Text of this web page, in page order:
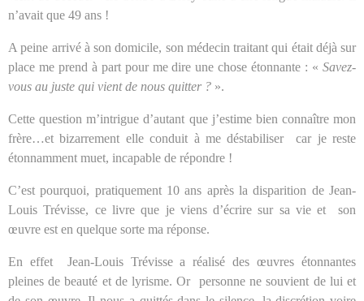
n’avait que 49 ans !
A peine arrivé à son domicile, son médecin traitant qui était déjà sur
place me prend à part pour me dire une chose étonnante : « Savez-
vous au juste qui vient de nous quitter ? ».
Cette question m’intrigue d’autant que j’estime bien connaître mon
frère…et bizarrement elle conduit à me déstabiliser
car je reste
étonnamment muet, incapable de répondre !
C’est pourquoi, pratiquement 10 ans après la disparition de Jean-
Louis Trévisse, ce livre que je viens d’écrire sur sa vie et
son
œuvre est en quelque sorte ma réponse.
En effet
Jean-Louis Trévisse a réalisé des œuvres étonnantes
pleines de beauté et de lyrisme. Or
personne ne souvient de lui et